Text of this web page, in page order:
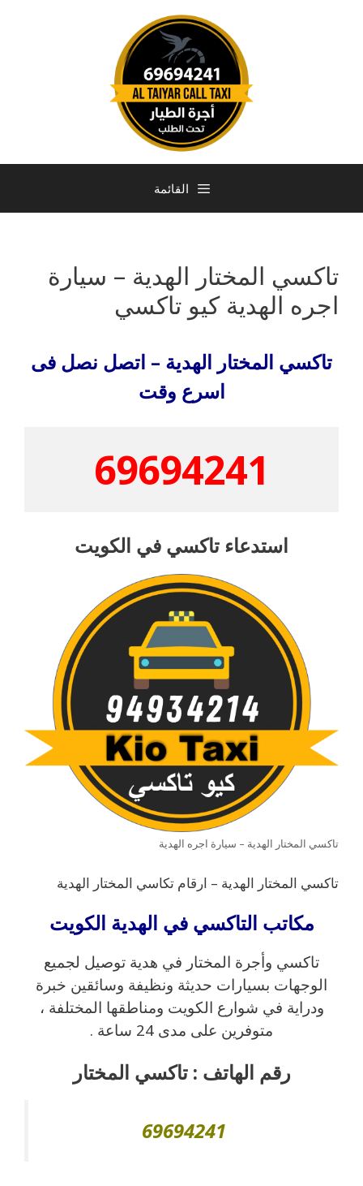
القائمة
تاكسي المختار الهدية – سيارة
اجره الهدية كيو تاكسي
تاكسي المختار الهدية – اتصل نصل فى
اسرع وقت
69694241
استدعاء تاكسي في الكويت
تاكسي المختار الهدية – سيارة اجره الهدية
تاكسي المختار الهدية – ارقام تكاسي المختار الهدية
مكاتب التاكسي في الهدية الكويت
تاكسي وأجرة المختار في هدية توصيل لجميع
الوجهات بسيارات حديثة ونظيفة وسائقين خبرة
ودراية في شوارع الكويت ومناطقها المختلفة ،
متوفرين على مدى 24 ساعة .
رقم الهاتف : تاكسي المختار
69694241